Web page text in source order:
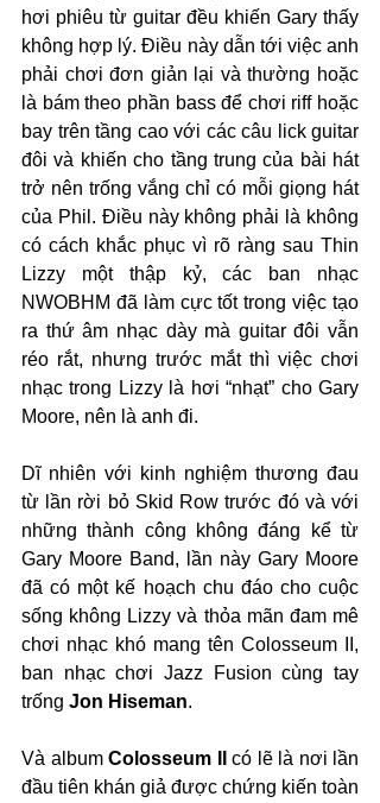
hơi phiêu từ guitar đều khiến Gary thấy
không hợp lý. Điều này dẫn tới việc anh
phải chơi đơn giản lại và thường hoặc
là bám theo phần bass để chơi riff hoặc
bay trên tầng cao với các câu lick guitar
đôi và khiến cho tầng trung của bài hát
trở nên trống vắng chỉ có mỗi giọng hát
của Phil. Điều này không phải là không
có cách khắc phục vì rõ ràng sau Thin
Lizzy một thập kỷ, các ban nhạc
NWOBHM đã làm cực tốt trong việc tạo
ra thứ âm nhạc dày mà guitar đôi vẫn
réo rắt, nhưng trước mắt thì việc chơi
nhạc trong Lizzy là hơi “nhạt” cho Gary
Moore, nên là anh đi.
Dĩ nhiên với kinh nghiệm thương đau
từ lần rời bỏ Skid Row trước đó và với
những thành công không đáng kể từ
Gary Moore Band, lần này Gary Moore
đã có một kế hoạch chu đáo cho cuộc
sống không Lizzy và thỏa mãn đam mê
chơi nhạc khó mang tên Colosseum II,
ban nhạc chơi Jazz Fusion cùng tay
trống Jon Hiseman.
Và album Colosseum II
có lẽ là nơi lần
đầu tiên khán giả được chứng kiến toàn